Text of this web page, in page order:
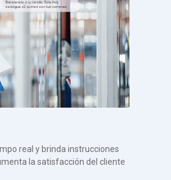
real y brinda instrucciones
la satisfacción del cliente